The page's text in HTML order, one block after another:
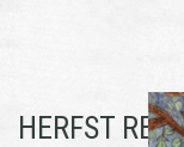
HERFST